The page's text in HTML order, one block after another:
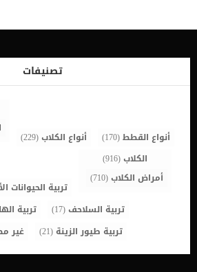
عند الكلاب نظرًا لوجود مجموعة كبيرة من
ما إذا كانت هناك أي أعراض إضافية تحدث, مثل:
منطقة معينةضربات قلب سريعةلهثالاستلقاء
اقرأ ايضا: الخمول عند
اقرا ايضا: متلازمة بطء
تصنيفات
أنواع القطط(170) أنواع الكلاب(229)
الكلاب(916)
أمراض الكلاب(710)
تربية الحيوانات
تربية السلاحف(17) تربية
تربية طيور الزينة (21) غير